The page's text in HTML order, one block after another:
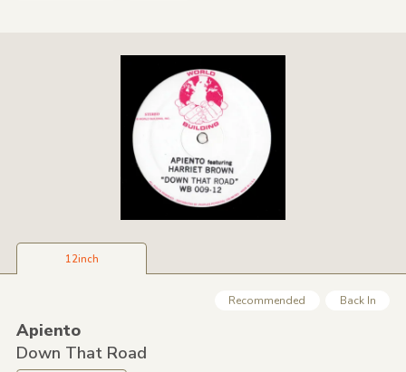
12inch
Recommended Back In
Apiento
Down That Road